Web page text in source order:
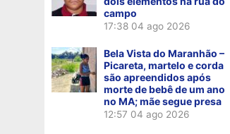
campo
17:38 04 ago 2026
Bela Vista do Maranhão –
Picareta, martelo e corda
são apreendidos após
morte de bebê de um ano
no MA; mãe segue presa
12:57 04 ago 2026